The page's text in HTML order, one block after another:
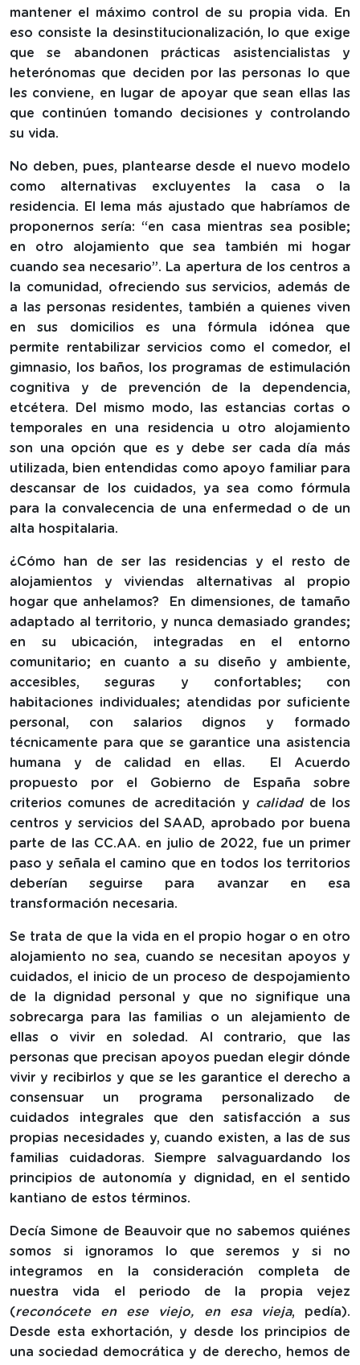
mantener el máximo control de su propia vida. En
eso consiste la desinstitucionalización, lo que exige
que se abandonen prácticas asistencialistas y
heterónomas que deciden por las personas lo que
les conviene, en lugar de apoyar que sean ellas las
que continúen tomando decisiones y controlando
su vida.
No deben, pues, plantearse desde el nuevo modelo
como alternativas excluyentes la casa o la
residencia. El lema más ajustado que habríamos de
proponernos sería: “en casa mientras sea posible;
en otro alojamiento que sea también mi hogar
cuando sea necesario”. La apertura de los centros a
la comunidad, ofreciendo sus servicios, además de
a las personas residentes, también a quienes viven
en sus domicilios es una fórmula idónea que
permite rentabilizar servicios como el comedor, el
gimnasio, los baños, los programas de estimulación
cognitiva y de prevención de la dependencia,
etcétera. Del mismo modo, las estancias cortas o
temporales en una residencia u otro alojamiento
son una opción que es y debe ser cada día más
utilizada, bien entendidas como apoyo familiar para
descansar de los cuidados, ya sea como fórmula
para la convalecencia de una enfermedad o de un
alta hospitalaria.
¿Cómo han de ser las residencias y el resto de
alojamientos y viviendas alternativas al propio
hogar que anhelamos? En dimensiones, de tamaño
adaptado al territorio, y nunca demasiado grandes;
en su ubicación, integradas en el entorno
comunitario; en cuanto a su diseño y ambiente,
accesibles, seguras y confortables; con
habitaciones individuales; atendidas por suficiente
personal, con salarios dignos y formado
técnicamente para que se garantice una asistencia
humana y de calidad en ellas. El Acuerdo
propuesto por el Gobierno de España sobre
criterios comunes de acreditación y calidadde los
centros y servicios del SAAD, aprobado por buena
parte de las CC.AA. en julio de 2022, fue un primer
paso y señala el camino que en todos los territorios
deberían seguirse para avanzar en esa
transformación necesaria.
Se trata de que la vida en el propio hogar o en otro
alojamiento no sea, cuando se necesitan apoyos y
cuidados, el inicio de un proceso de despojamiento
de la dignidad personal y que no signifique una
sobrecarga para las familias o un alejamiento de
ellas o vivir en soledad. Al contrario, que las
personas que precisan apoyos puedan elegir dónde
vivir y recibirlos y que se les garantice el derecho a
consensuar un programa personalizado de
cuidados integrales que den satisfacción a sus
propias necesidades y, cuando existen, a las de sus
familias cuidadoras. Siempre salvaguardando los
principios de autonomía y dignidad, en el sentido
kantiano de estos términos.
Decía Simone de Beauvoir que no sabemos quiénes
somos si ignoramos lo que seremos y si no
integramos en la consideración completa de
nuestra vida el periodo de la propia vejez
(reconócete en ese viejo, en esa vieja, pedía).
Desde esta exhortación, y desde los principios de
una sociedad democrática y de derecho, hemos de